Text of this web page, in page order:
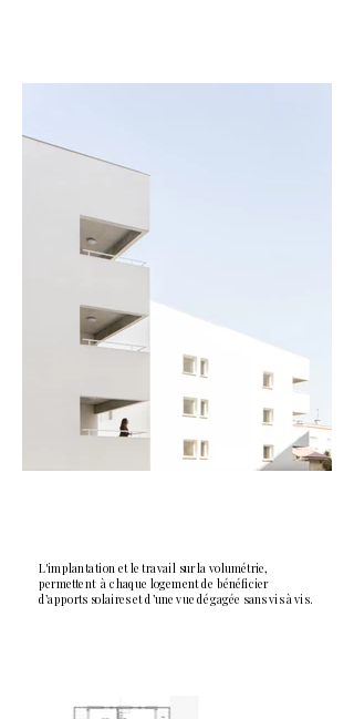
L'implantation et le travail sur la volumétrie,
permettent à chaque logement de bénéficier
d’apports solaires et d’une vue dégagée sans vis à vis.